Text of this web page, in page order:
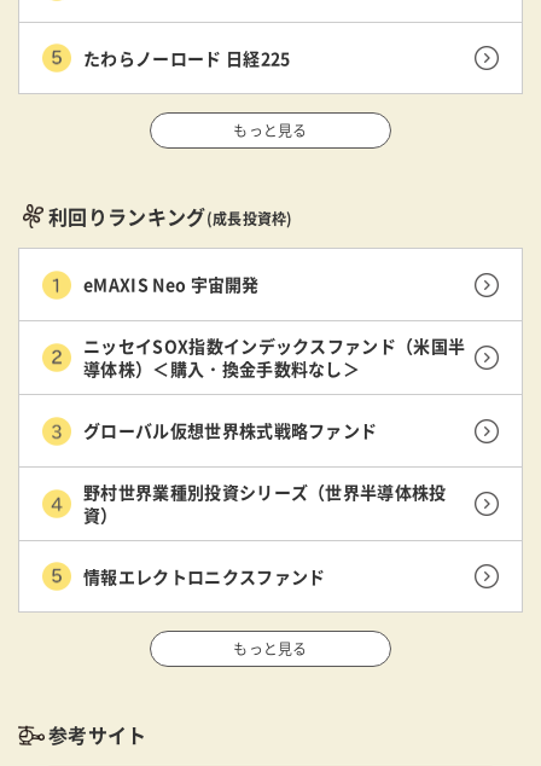
たわらノーロード 日経225
もっと見る
利回りランキング(成長投資枠)
eMAXIS Neo 宇宙開発
ニッセイSOX指数インデックスファンド（米国半
導体株）＜購入・換金手数料なし＞
グローバル仮想世界株式戦略ファンド
野村世界業種別投資シリーズ（世界半導体株投
資）
情報エレクトロニクスファンド
もっと見る
参考サイト